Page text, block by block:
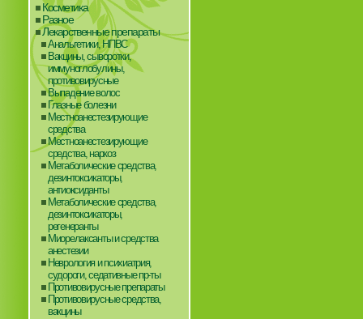
Косметика
Разное
Лекарственные препараты
Анальгетики, НПВС
Вакцины, сыворотки,
иммуноглобулины,
противовирусные
Выпадение волос
Глазные болезни
Местноанестезирующие
средства
Местноанестезирующие
средства, наркоз
Метаболические средства,
дезинтоксикаторы,
антиоксиданты
Метаболические средства,
дезинтоксикаторы,
регенеранты
Миорелаксанты и средства
анестезии
Неврология и психиатрия,
судороги, седативные пр-ты
Противовирусные препараты
Противовирусные средства,
вакцины